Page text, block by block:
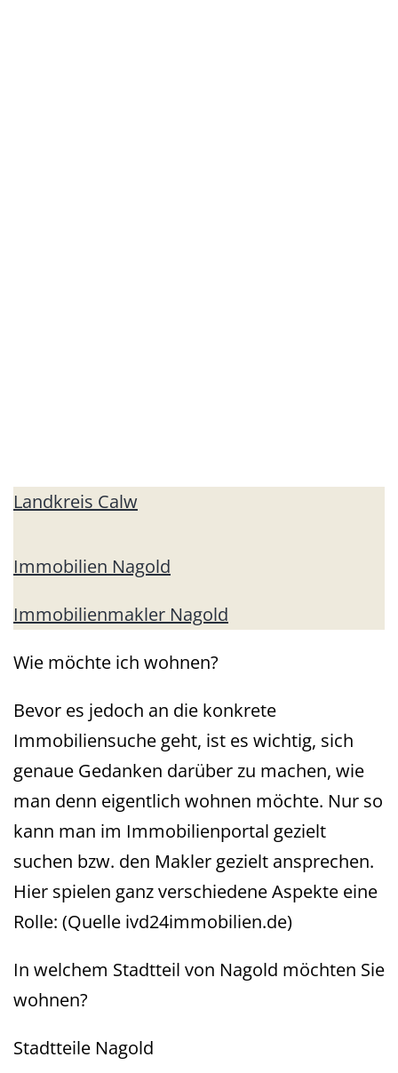
Landkreis Calw
Immobilien Nagold
Immobilienmakler Nagold
Wie möchte ich wohnen?
Bevor es jedoch an die konkrete
Immobiliensuche geht, ist es wichtig, sich
genaue Gedanken darüber zu machen, wie
man denn eigentlich wohnen möchte. Nur so
kann man im Immobilienportal gezielt
suchen bzw. den Makler gezielt ansprechen.
Hier spielen ganz verschiedene Aspekte eine
Rolle: (Quelle ivd24immobilien.de)
In welchem Stadtteil von Nagold möchten Sie
wohnen?
Stadtteile Nagold